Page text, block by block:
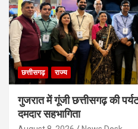
छत्तीसगढ़ राज्य
गुजरात में गूंजी छत्तीसगढ़ की
दमदार सहभागिता